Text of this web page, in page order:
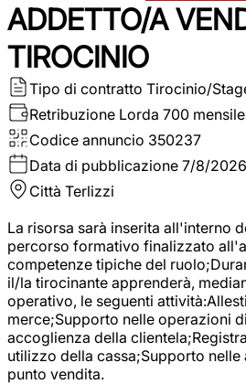
ADDETTO/A
TIROCINIO
Tipo di contratto Tirocinio/
Retribuzione Lorda 700 mensile
Codice annuncio 350237
Data di pubblicazione 7/8/2026
Città Terlizzi
La risorsa sarà inserita all'interno
percorso formativo finalizzato
competenze tipiche del
il/la tirocinante apprenderà,
operativo, le seguenti
merce;Supporto nelle operazioni
accoglienza della
utilizzo della cassa;Supporto
punto vendita.